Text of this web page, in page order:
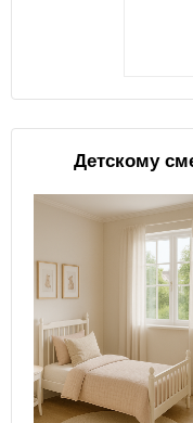
Детскому